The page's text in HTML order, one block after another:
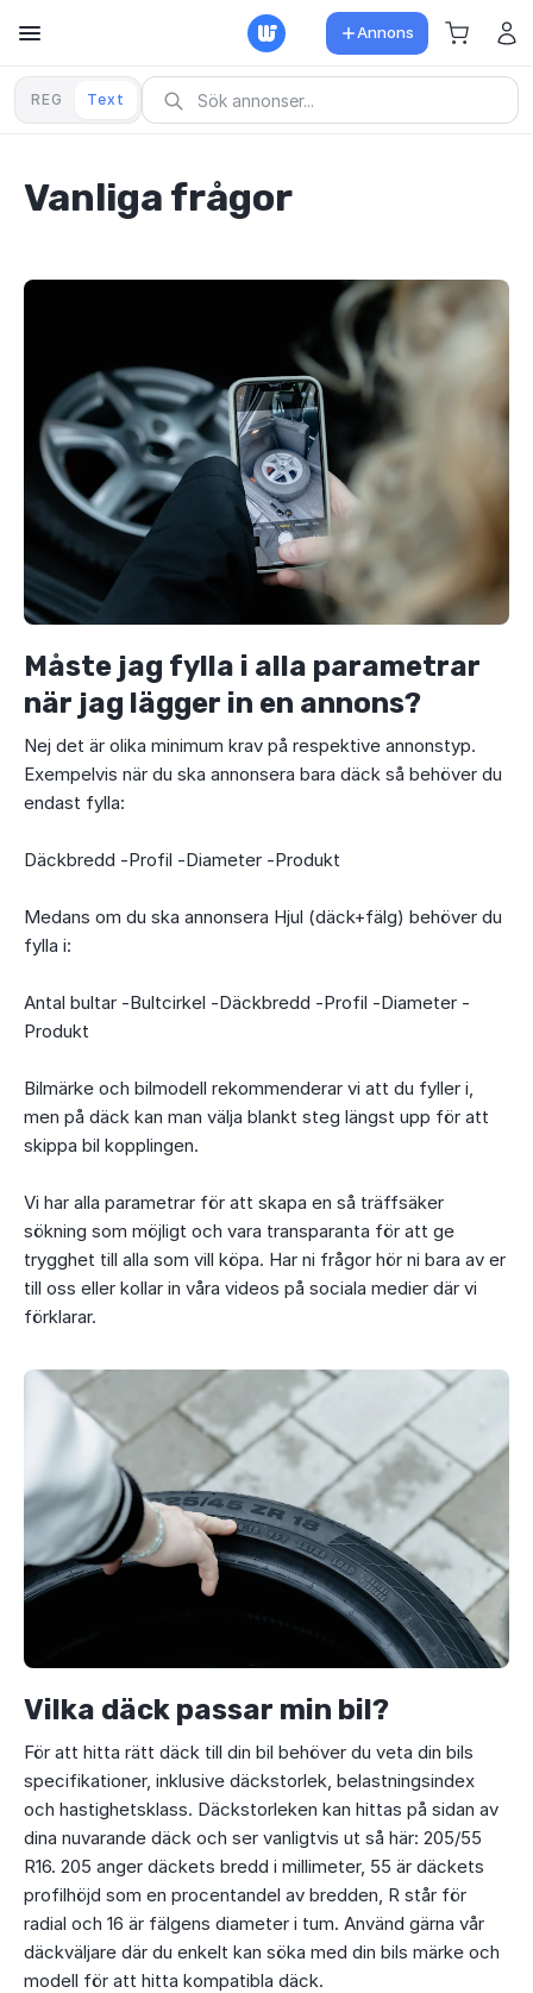
Annons
REG Text
Vanliga frågor
Måste jag fylla i alla parametrar
när jag lägger in en annons?
Nej det är olika minimum krav på respektive annonstyp.
Exempelvis när du ska annonsera bara däck så behöver du
endast fylla:
Däckbredd -Profil -Diameter -Produkt
Medans om du ska annonsera Hjul (däck+fälg) behöver du
fylla i:
Antal bultar -Bultcirkel -Däckbredd -Profil -Diameter -
Produkt
Bilmärke och bilmodell rekommenderar vi att du fyller i,
men på däck kan man välja blankt steg längst upp för att
skippa bil kopplingen.
Vi har alla parametrar för att skapa en så träffsäker
sökning som möjligt och vara transparanta för att ge
trygghet till alla som vill köpa. Har ni frågor hör ni bara av er
till oss eller kollar in våra videos på sociala medier där vi
förklarar.
Vilka däck passar min bil?
För att hitta rätt däck till din bil behöver du veta din bils
specifikationer, inklusive däckstorlek, belastningsindex
och hastighetsklass. Däckstorleken kan hittas på sidan av
dina nuvarande däck och ser vanligtvis ut så här: 205/55
R16. 205 anger däckets bredd i millimeter, 55 är däckets
profilhöjd som en procentandel av bredden, R står för
radial och 16 är fälgens diameter i tum. Använd gärna vår
däckväljare där du enkelt kan söka med din bils märke och
modell för att hitta kompatibla däck.